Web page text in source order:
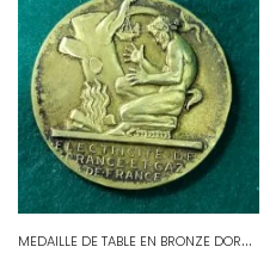
M
EDAILLE DE TABLE EN BRONZE DORE EDF ET GAZ DE FRANCE HENRI DROPSY N° 101